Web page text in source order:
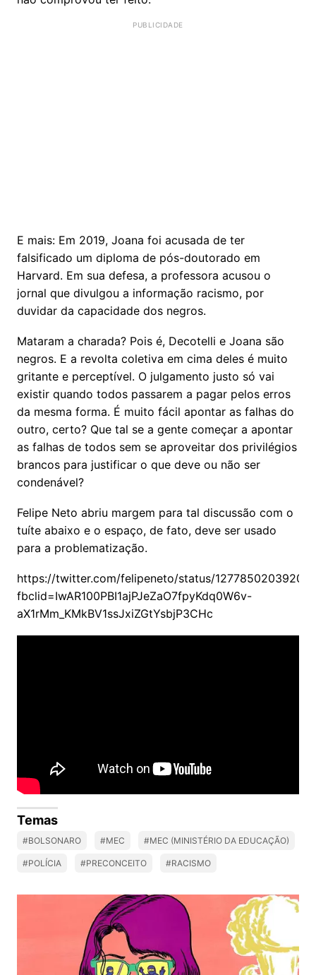
E mais: Em 2019, Joana foi acusada de ter
falsificado um diploma de pós-doutorado em
Harvard. Em sua defesa, a professora acusou o
jornal que divulgou a informação racismo, por
duvidar da capacidade dos negros.
Mataram a charada? Pois é, Decotelli e Joana são
negros. E a revolta coletiva em cima deles é muito
gritante e perceptível. O julgamento justo só vai
existir quando todos passarem a pagar pelos erros
da mesma forma. É muito fácil apontar as falhas do
outro, certo? Que tal se a gente começar a apontar
as falhas de todos sem se aproveitar dos privilégios
brancos para justificar o que deve ou não ser
condenável?
Felipe Neto abriu margem para tal discussão com o
tuíte abaixo e o espaço, de fato, deve ser usado
para a problematização.
https://twitter.com/felipeneto/status/
fbclid=IwAR100PBI1ajPJeZaO7fpyKdq0W6v-
aX1rMm_KMkBV1ssJxiZGtYsbjP3CHc
Temas
#BOLSONARO #MEC #MEC (MINISTÉRIO DA EDUCAÇÃO)
#POLÍCIA #PRECONCEITO #RACISMO